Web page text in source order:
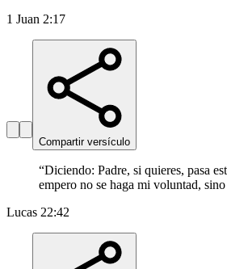
1 Juan 2:17
Compartir versículo
“Diciendo: Padre, si quieres, pasa
empero no se haga mi voluntad,
Lucas 22:42